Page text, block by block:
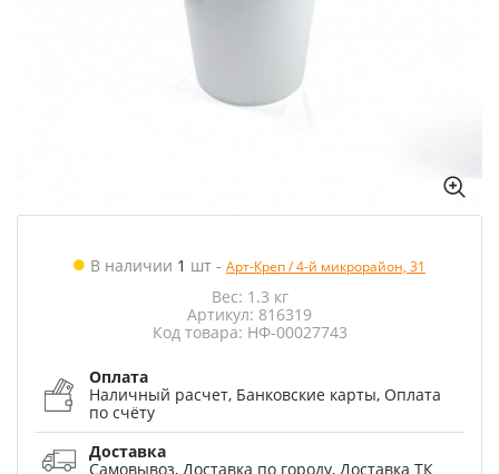
В наличии 1 шт - Арт-Креп / 4-й микрорайон, 31
Вес: 1.3 кг
Артикул: 816319
Код товара: НФ-00027743
Оплата
Наличный расчет, Банковские карты, Оплата
по счёту
Доставка
Самовывоз, Доставка по городу, Доставка ТК